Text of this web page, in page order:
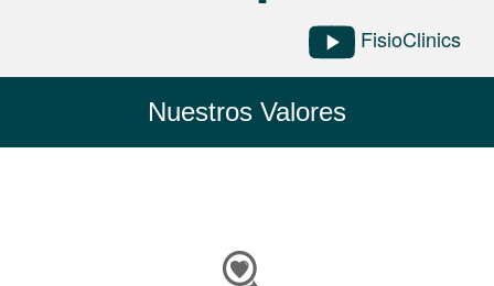
FisioClinics
Nuestros Valores